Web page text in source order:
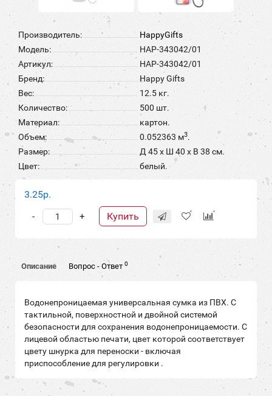
Производитель:
HappyGifts
Модель:
HAP-343042/01
Артикул:
HAP-343042/01
Бренд:
Happy Gifts
Вес:
12.5 кг.
Количество:
500 шт.
Материал:
картон.
Объем:
0.052363 м3.
Размер:
Д 45 x Ш 40 x В 38 см.
Цвет:
белый.
3.25р.
+
- Купить
Описание Вопрос - Ответ 0
Водонепроницаемая универсальная сумка из ПВХ. С
тактильной, поверхностной и двойной системой
безопасности для сохранения водонепроницаемости. С
лицевой областью печати, цвет которой соответствует
цвету шнурка для переноски - включая
приспособление для регулировки .